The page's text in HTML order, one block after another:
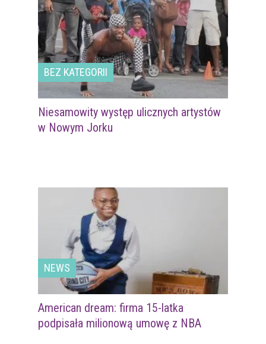
BEZ KATEGORII
Niesamowity występ ulicznych artystów
w Nowym Jorku
NEWS
American dream: firma 15-latka
podpisała milionową umowę z NBA